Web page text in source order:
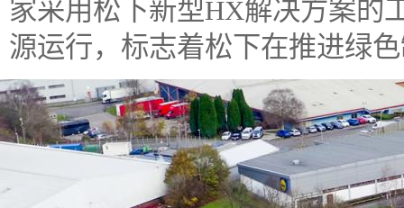
家采用松下新型HX解决方案的
源运行，标志着松下在推进绿